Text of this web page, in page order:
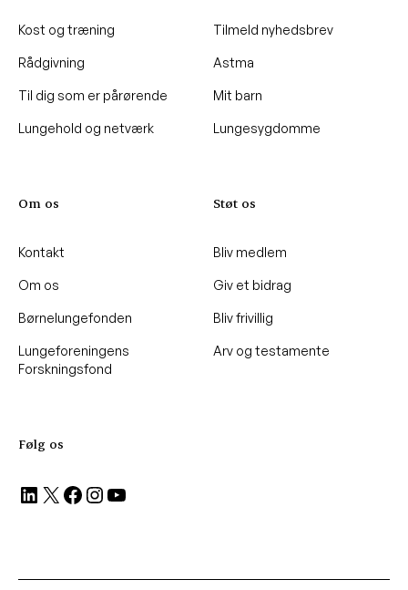
Kost og træning
Rådgivning
Til dig som er pårørende
Lungehold og netværk
Tilmeld nyhedsbrev
Astma
Mit barn
Lungesygdomme
Om os
Kontakt
Om os
Børnelungefonden
Lungeforeningens
Forskningsfond
Støt os
Bliv medlem
Giv et bidrag
Bliv frivillig
Arv og testamente
Følg os
LinkedIn
X Facebook
Instagram
YouTube